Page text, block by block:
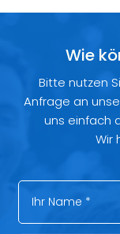
Wie
Bitte nutzen
Anfrage an
uns einfach
Wir